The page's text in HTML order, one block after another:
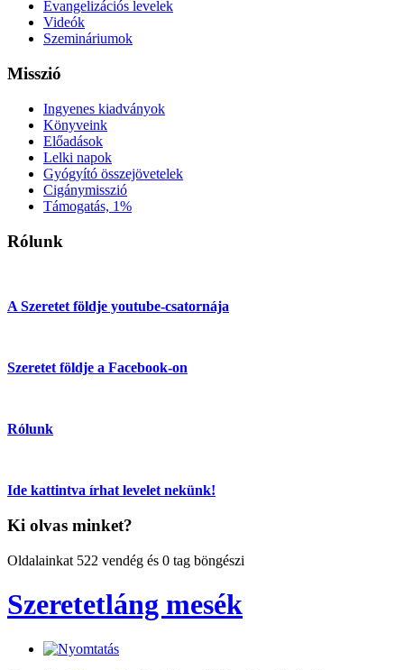
Evangelizációs levelek
Videók
Szemináriumok
Misszió
Ingyenes kiadványok
Könyveink
Előadások
Lelki napok
Gyógyító összejövetelek
Cigánymisszió
Támogatás, 1%
Rólunk
A Szeretet földje youtube-csatornája
Szeretet földje a Facebook-on
Rólunk
Ide kattintva írhat levelet nekünk!
Ki olvas minket?
Oldalainkat 522 vendég és 0 tag böngészi
Szeretetláng mesék